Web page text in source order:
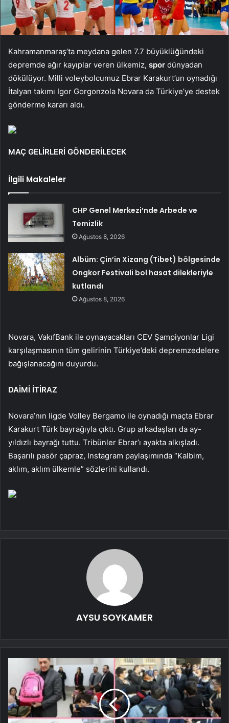
Kahramanmaraş’ta meydana gelen 7.7 büyüklüğündeki
depremde ağır kayıplar veren ülkemiz, spor dünyadan
dökülüyor. Milli voleybolcumuz Ebrar Karakurt’un oynadığı
İtalyan takımı Igor Gorgonzola Novara da Türkiye’ye destek
gönderme kararı aldı.
MAÇ GELİRLERİ GÖNDERİLECEK
İlgili Makaleler
CHP Genel Merkezi’nde Arbede ve
Temizlik
Ağustos 8, 2026
Albüm: Çin’in Xizang (Tibet) bölgesinde
Ongkor Festivali bol hasat dilekleriyle
kutlandı
Ağustos 8, 2026
Novara, VakıfBank ile oynayacakları CEV Şampiyonlar Ligi
karşılaşmasının tüm gelirinin Türkiye’deki depremzedelere
bağışlanacağını duyurdu.
DAİMİ İTİRAZ
Novara’nın ligde Volley Bergamo ile oynadığı maçta Ebrar
Karakurt Türk bayrağıyla çıktı. Grup arkadaşları da ay-
yıldızlı bayrağı tuttu. Tribünler Ebrar’ı ayakta alkışladı.
Başarılı pasör çapraz, Instagram paylaşımında “Kalbim,
aklım, aklım ülkemle” sözlerini kullandı.
AYSU SOYKAMER